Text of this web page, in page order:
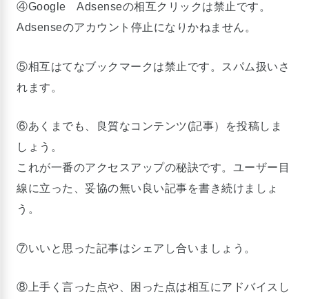
④Google Adsenseの相互クリックは禁止です。
Adsenseのアカウント停止になりかねません。
⑤相互はてなブックマークは禁止です。スパム扱いさ
れます。
⑥あくまでも、良質なコンテンツ(記事）を投稿しま
しょう。
これが一番のアクセスアップの秘訣です。ユーザー目
線に立った、妥協の無い良い記事を書き続けましょ
う。
⑦いいと思った記事はシェアし合いましょう。
⑧上手く言った点や、困った点は相互にアドバイスし